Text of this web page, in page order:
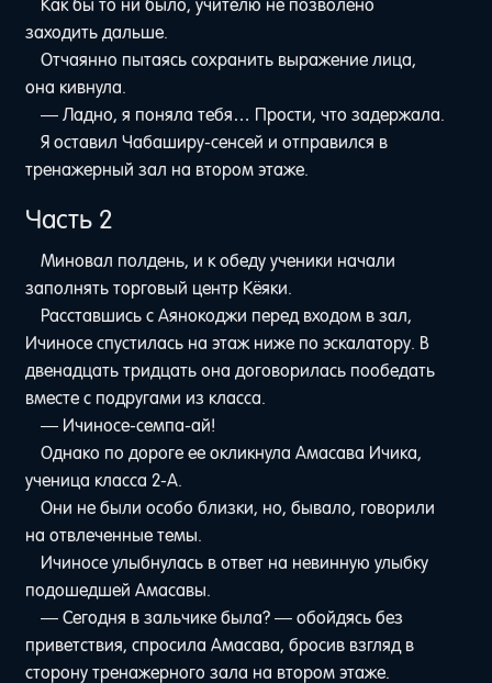
Как бы то ни было, учителю не позволено
заходить дальше.
Отчаянно пытаясь сохранить выражение лица,
она кивнула.
— Ладно, я поняла тебя… Прости, что задержала.
Я оставил Чабаширу-сенсей и отправился в
тренажерный зал на втором этаже.
Часть 2
Миновал полдень, и к обеду ученики начали
заполнять торговый центр Кёяки.
Расставшись с Аянокоджи перед входом в зал,
Ичиносе спустилась на этаж ниже по эскалатору. В
двенадцать тридцать она договорилась пообедать
вместе с подругами из класса.
— Ичиносе-семпа-ай!
Однако по дороге ее окликнула Амасава Ичика,
ученица класса 2-A.
Они не были особо близки, но, бывало, говорили
на отвлеченные темы.
Ичиносе улыбнулась в ответ на невинную улыбку
подошедшей Амасавы.
— Сегодня в зальчике была? — обойдясь без
приветствия, спросила Амасава, бросив взгляд в
сторону тренажерного зала на втором этаже.